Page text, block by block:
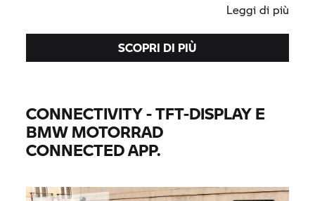
città, in campagna, in autostrada o in fuoristrada:
nuovi stili e colori, numerosi dettagli tecnici e
opzioni di equipaggiamento emozionanti
sottolineano il carattere della nuova
Leggi di più
SCOPRI DI PIÙ
CONNECTIVITY - TFT-DISPLAY E
BMW MOTORRAD
CONNECTED APP.